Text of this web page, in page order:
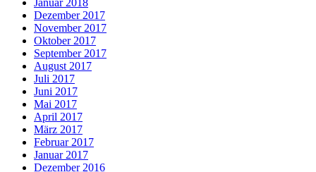
Januar 2018
Dezember 2017
November 2017
Oktober 2017
September 2017
August 2017
Juli 2017
Juni 2017
Mai 2017
April 2017
März 2017
Februar 2017
Januar 2017
Dezember 2016